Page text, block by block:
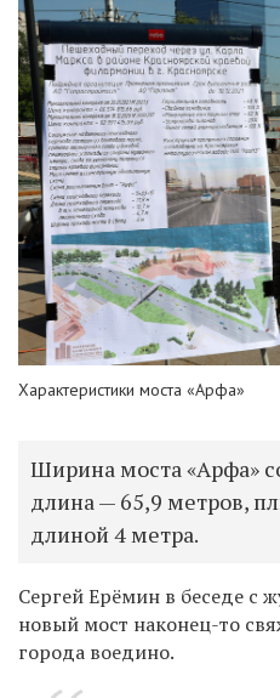
Характеристики моста «Арфа»
Ширина моста «Арфа»
длина — 65,9 метров,
длиной 4 метра.
Сергей Ерёмин в беседе с
новый мост наконец-то
города воедино.